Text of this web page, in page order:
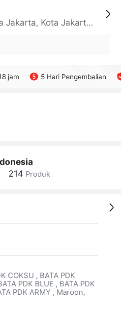
Daerah Khusus Ibukota Jakarta, Kota Jakarta Barat, Cengkareng, yy
jam 5 Hari Pengembalian
214 Produk
COKSU , BATA PDK
PDK BLUE , BATA PDK
PDK ARMY , Maroon,